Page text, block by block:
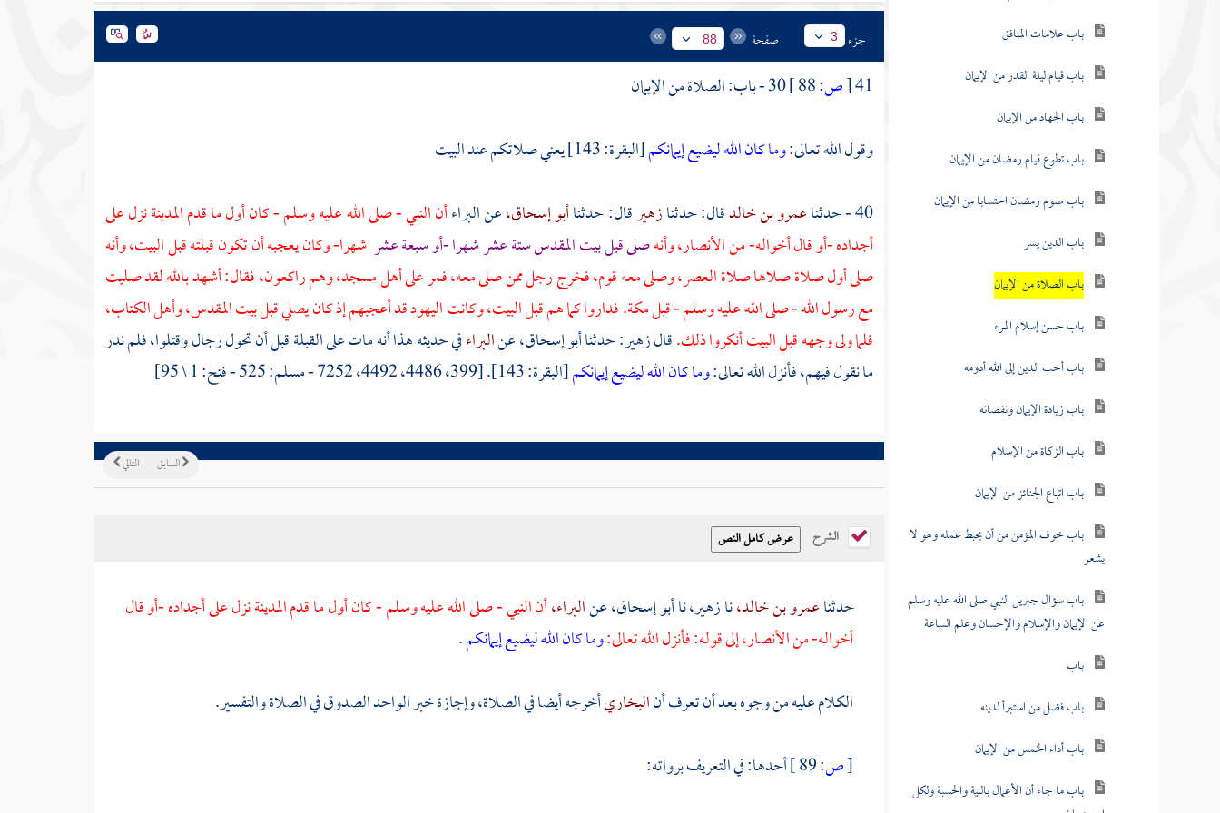
باب علامات المنافق
باب قيام ليلة القدر من الإيمان
باب الجهاد من الإيمان
باب تطوع قيام رمضان من الإيمان
باب صوم رمضان احتسابا من الإيمان
باب الدين يسر
باب الصلاة من الإيمان
باب حسن إسلام المرء
باب أحب الدين إلى الله أدومه
باب زيادة الإيمان ونقصانه
باب الزكاة من الإسلام
باب اتباع الجنائز من الإيمان
باب خوف المؤمن من أن يحبط عمله وهو لا
يشعر
باب سؤال جبريل النبي صلى الله عليه وسلم
عن الإيمان والإسلام والإحسان وعلم الساعة
باب
باب فضل من استبرأ لدينه
باب أداء الخمس من الإيمان
باب ما جاء أن الأعمال بالنية والحسبة ولكل
جزء 3 صفحة 88
41
[ص:
30 - باب: الصلاة من الإيمان
وقول الله تعالى:وما كان الله ليضيع إيمانكم[البقرة: 143] يعني صلاتكم عند
البيت
40 - حدثنا
عمرو بن خالدقال: حدثنازهيرقال: حدثناأبو إسحاق،عن البراءأن النبي - صلى الله عليه وسلم - كان أول ما قدمالمدينةنزل على
أجداده -أو قال أخواله- منالأنصار،وأنهصلى قبلبيت المقدسستة عشر شهرا -أو سبعة عشر شهرا- وكان يعجبه أن تكون قبلته قبلالبيت،وأنه
صلى أول صلاة صلاها صلاة العصر، وصلى معه قوم، فخرج رجل ممن صلى معه، فمر على أهل مسجد، وهم راكعون، فقال: أشهد بالله لقد صليت
مع رسول الله - صلى الله عليه وسلم - قبلمكة.فداروا كما هم قبلالبيت،وكانتاليهودقد أعجبهم إذ كان يصلي قبلبيت المقدس،وأهل الكتاب،
فلما ولى وجهه قبلالبيتأنكروا ذلك.قالزهير:حدثناأبو إسحاق،عنالبراءفي حديثه هذا أنه مات على القبلة قبل أن تحول رجال وقتلوا، فلم ندر
ما نقول فيهم، فأنزل الله تعالى:وما كان الله ليضيع إيمانكم[البقرة: 143]. [399، 4486، 4492، 7252 - مسلم: 525 - فتح: 1 \ 95]
التالي السابق
الشرح
حدثناعمرو بن خالد،نازهير،ناأبو إسحاق،عنالبراء،أن النبي - صلى الله عليه وسلم - كان أول ما قدمالمدينةنزل على أجداده -أو قال
أخواله- من الأنصار، إلى قوله: فأنزل الله تعالى:وما كان الله ليضيع إيمانكم.
الكلام عليه من وجوه بعد أن تعرف أنالبخاريأخرجه أيضا في الصلاة، وإجازة خبر الواحد الصدوق في الصلاة والتفسير.
[ص:
أحدها: في التعريف برواته: